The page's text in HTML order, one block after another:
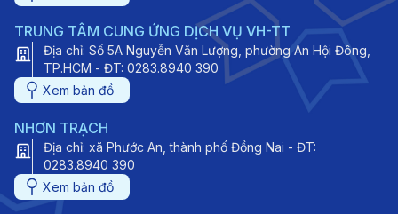
TRUNG TÂM CUNG ỨNG DỊCH VỤ VH-TT
Địa chỉ: Số 5A Nguyễn Văn Lượng, phường An Hội Đông,
TP.HCM - ĐT: 0283.8940 390
Xem bản đồ
NHƠN TRẠCH
Địa chỉ: xã Phước An, thành phố Đồng Nai - ĐT:
0283.8940 390
Xem bản đồ